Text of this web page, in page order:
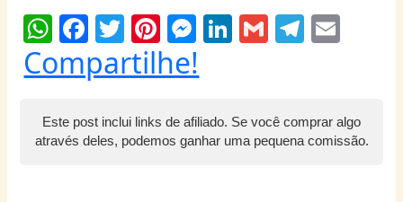
W
h
at
s
A
F
a
c
e
b
T
w
itt
er
Pi
nt
er
e
st
M
ss
e
n
Li
e
dI
G
l
T
g
ra
l
Compartilhe!
Este post inclui links de afiliado. Se você comprar algo
através deles, podemos ganhar uma pequena comissão.